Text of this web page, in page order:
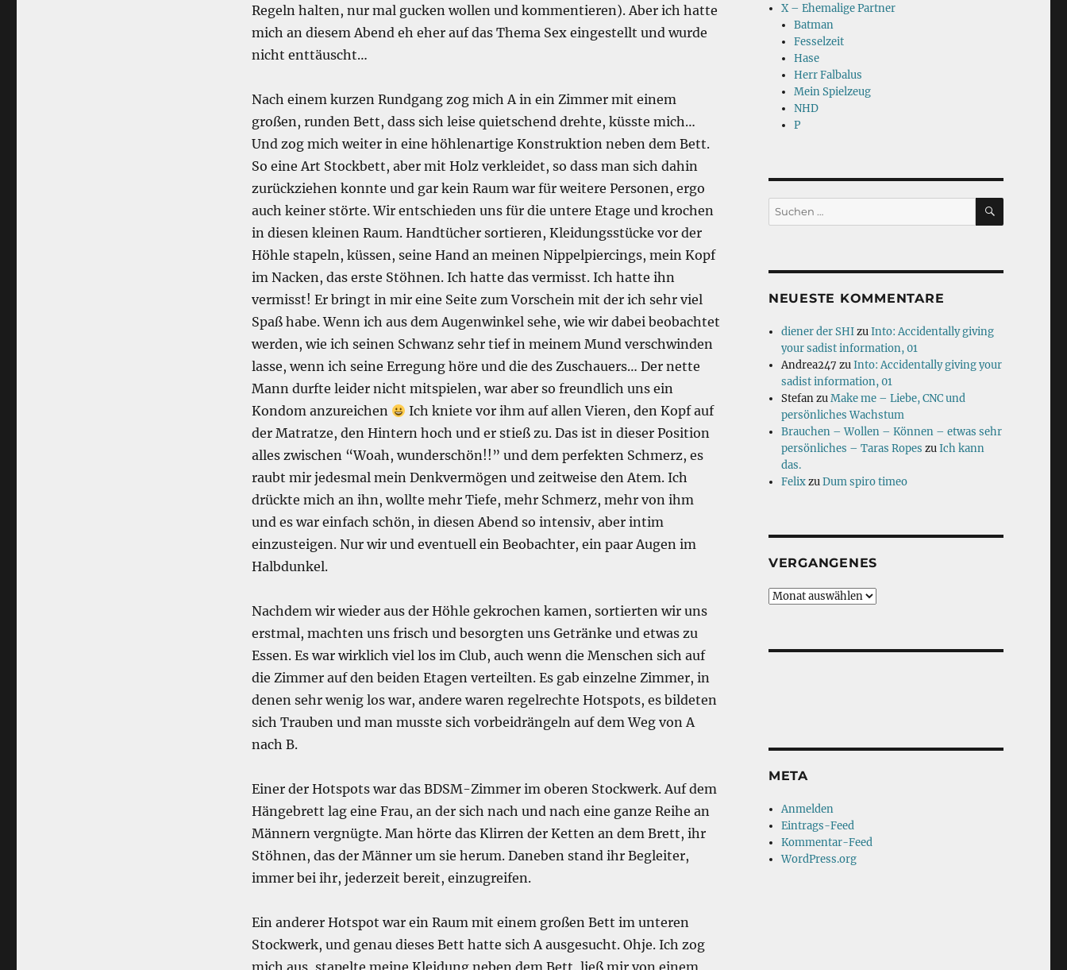
Regeln halten, nur mal gucken wollen und kommentieren). Aber ich hatte
mich an diesem Abend eh eher auf das Thema Sex eingestellt und wurde
nicht enttäuscht…
Nach einem kurzen Rundgang zog mich A in ein Zimmer mit einem
großen, runden Bett, dass sich leise quietschend drehte, küsste mich…
Und zog mich weiter in eine höhlenartige Konstruktion neben dem Bett.
So eine Art Stockbett, aber mit Holz verkleidet, so dass man sich dahin
zurückziehen konnte und gar kein Raum war für weitere Personen, ergo
auch keiner störte. Wir entschieden uns für die untere Etage und krochen
in diesen kleinen Raum. Handtücher sortieren, Kleidungsstücke vor der
Höhle stapeln, küssen, seine Hand an meinen Nippelpiercings, mein Kopf
im Nacken, das erste Stöhnen. Ich hatte das vermisst. Ich hatte ihn
vermisst! Er bringt in mir eine Seite zum Vorschein mit der ich sehr viel
Spaß habe. Wenn ich aus dem Augenwinkel sehe, wie wir dabei beobachtet
werden, wie ich seinen Schwanz sehr tief in meinem Mund verschwinden
lasse, wenn ich seine Erregung höre und die des Zuschauers… Der nette
Mann durfte leider nicht mitspielen, war aber so freundlich uns ein
Kondom anzureichen
Ich kniete vor ihm auf allen Vieren, den Kopf auf
der Matratze, den Hintern hoch und er stieß zu. Das ist in dieser Position
alles zwischen “Woah, wunderschön!!” und dem perfekten Schmerz, es
raubt mir jedesmal mein Denkvermögen und zeitweise den Atem. Ich
drückte mich an ihn, wollte mehr Tiefe, mehr Schmerz, mehr von ihm
und es war einfach schön, in diesen Abend so intensiv, aber intim
einzusteigen. Nur wir und eventuell ein Beobachter, ein paar Augen im
Halbdunkel.
Nachdem wir wieder aus der Höhle gekrochen kamen, sortierten wir uns
erstmal, machten uns frisch und besorgten uns Getränke und etwas zu
Essen. Es war wirklich viel los im Club, auch wenn die Menschen sich auf
die Zimmer auf den beiden Etagen verteilten. Es gab einzelne Zimmer, in
denen sehr wenig los war, andere waren regelrechte Hotspots, es bildeten
sich Trauben und man musste sich vorbeidrängeln auf dem Weg von A
nach B.
Einer der Hotspots war das BDSM-Zimmer im oberen Stockwerk. Auf dem
Hängebrett lag eine Frau, an der sich nach und nach eine ganze Reihe an
Männern vergnügte. Man hörte das Klirren der Ketten an dem Brett, ihr
Stöhnen, das der Männer um sie herum. Daneben stand ihr Begleiter,
immer bei ihr, jederzeit bereit, einzugreifen.
Ein anderer Hotspot war ein Raum mit einem großen Bett im unteren
Stockwerk, und genau dieses Bett hatte sich A ausgesucht. Ohje. Ich zog
X – Ehemalige Partner
Batman
Fesselzeit
Hase
Herr Falbalus
Mein Spielzeug
NHD
P
Suchen
nach:
SUCHEN
NEUESTE KOMMENTARE
diener der SHIzuInto: Accidentally giving
your sadist information, 01
Andrea247 zuInto: Accidentally giving your
sadist information, 01
StefanzuMake me – Liebe, CNC und
persönliches Wachstum
Brauchen – Wollen – Können – etwas sehr
persönliches – Taras Ropes zuIch kann
das.
FelixzuDum spiro timeo
VERGANGENES
Vergangenes
META
Anmelden
Eintrags-Feed
Kommentar-Feed
WordPress.org